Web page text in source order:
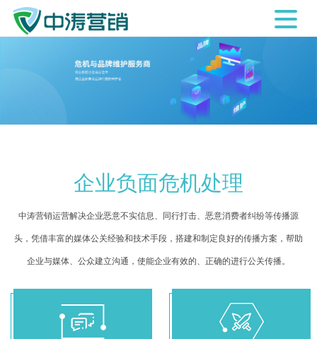
企业负面危机处理
中涛营销运营解决企业恶意不实信息、同行打击、恶意消费者纠纷等传播源
头，凭借丰富的媒体公关经验和技术手段，搭建和制定良好的传播方案，帮助
企业与媒体、公众建立沟通，使能企业有效的、正确的进行公关传播。